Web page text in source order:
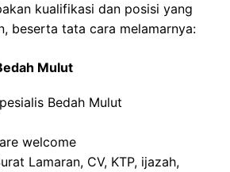
kualifikasi dan posisi yang
beserta tata cara melamarnya:
Mulut
Bedah Mulut
welcome
Lamaran, CV, KTP, ijazah,